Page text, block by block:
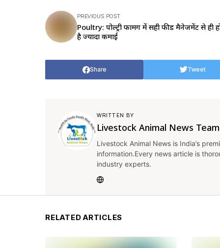
PREVIOUS POST
Poultry: पोल्ट्री फार्मिंग में सही फीड मैनेजमेंट से ही
है ज्यादा कमाई
Share Tweet
WRITTEN BY
Livestock Animal News Team
Livestock Animal News is India’s
information.Every news article is
industry experts.
RELATED ARTICLES